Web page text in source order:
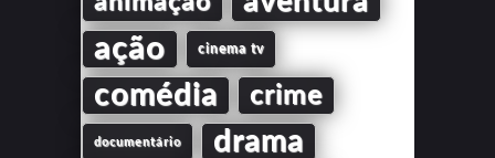
ação cinema tv
comédia crime
documentário drama